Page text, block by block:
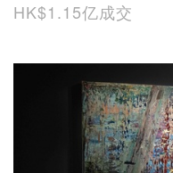
HK$1.15亿成交